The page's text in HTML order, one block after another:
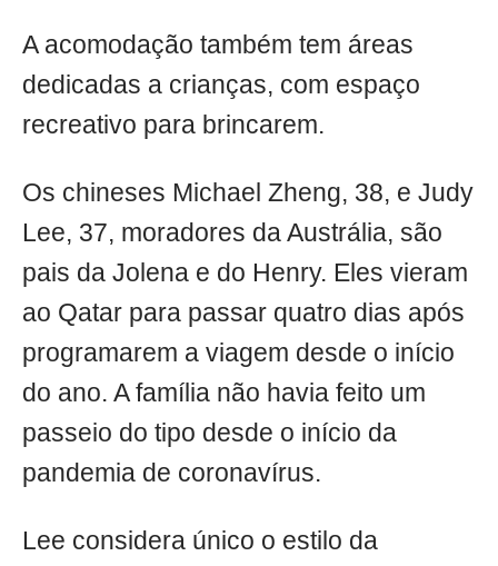
A acomodação também tem áreas
dedicadas a crianças, com espaço
recreativo para brincarem.
Os chineses Michael Zheng, 38, e Judy
Lee, 37, moradores da Austrália, são
pais da Jolena e do Henry. Eles vieram
ao Qatar para passar quatro dias após
programarem a viagem desde o início
do ano. A família não havia feito um
passeio do tipo desde o início da
pandemia de coronavírus.
Lee considera único o estilo da